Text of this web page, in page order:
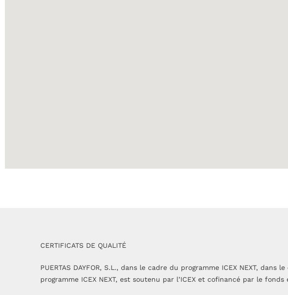
CERTIFICATS DE QUALITÉ
PUERTAS DAYFOR, S.L., dans le cadre du programme ICEX NEXT, dans
programme ICEX NEXT, est soutenu par l’ICEX et cofinancé par le fonds